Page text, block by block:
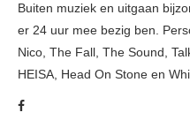
Buiten muziek en uitgaan
er 24 uur mee bezig ben.
Nico, The Fall, The Sound,
HEISA, Head On Stone en